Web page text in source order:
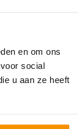
en om ons
social
u aan ze heeft